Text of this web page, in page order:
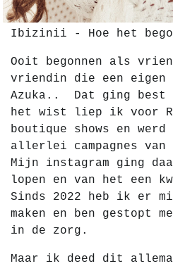
Ibizinii - Hoe het
Ooit begonnen als
vriendin die een eigen
Azuka.. Dat ging best
het wist liep ik voor
boutique shows en werd
allerlei campagnes van
Mijn instagram ging
lopen en van het een
Sinds 2022 heb ik er
maken en ben gestopt
in de zorg.
Maar ik deed dit